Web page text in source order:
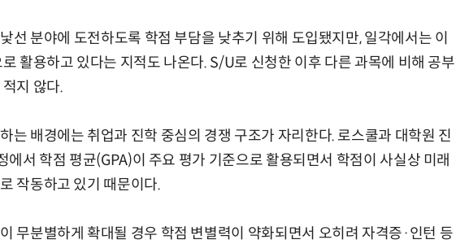
선 분야에 도전하도록 학점 부담을 낮추기 위해 도입됐지만, 일각에서는 이
활용하고 있다는 지적도 나온다. S/U로 신청한 이후 다른 과목에 비해 공부
지 않다.
는 배경에는 취업과 진학 중심의 경쟁 구조가 자리한다. 로스쿨과 대학원 진
에서 학점 평균(GPA)이 주요 평가 기준으로 활용되면서 학점이 사실상 미래
작동하고 있기 때문이다.
무분별하게 확대될 경우 학점 변별력이 약화되면서 오히려 자격증·인턴 등